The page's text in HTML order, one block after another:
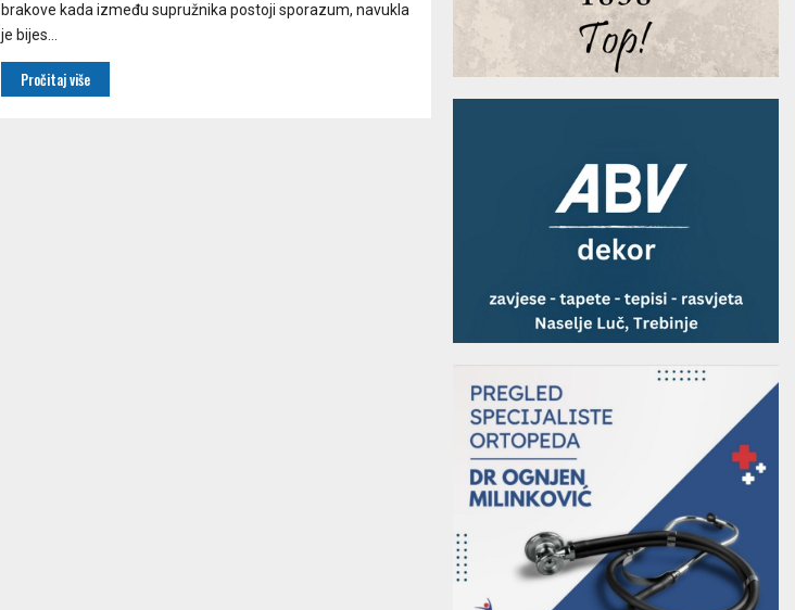
brakove kada između supružnika postoji sporazum, navukla
je bijes...
Pročitaj više